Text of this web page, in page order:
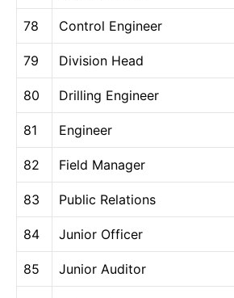
78 Control Engineer
79 Division Head
80 Drilling Engineer
81 Engineer
82 Field Manager
83 Public Relations
84 Junior Officer
85 Junior Auditor